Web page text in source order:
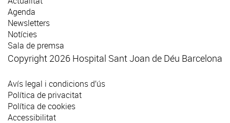
Agenda
Newsletters
Notícies
Sala de premsa
Copyright 2026 Hospital Sant Joan de Déu Barcelona
Avís legal i condicions d’ús
Política de privacitat
Política de cookies
Accessibilitat